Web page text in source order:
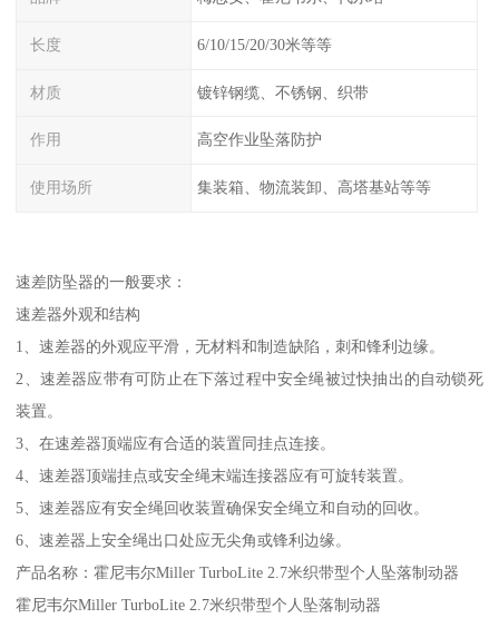
长度 6/10/15/20/30米等等
材质 镀锌钢缆、不锈钢、织带
作用 高空作业坠落防护
使用场所 集装箱、物流装卸、高塔基站等等
速差防坠器的一般要求：
速差器外观和结构
1、速差器的外观应平滑，无材料和制造缺陷，刺和锋利边缘。
2、速差器应带有可防止在下落过程中安全绳被过快抽出的自动锁死
装置。
3、在速差器顶端应有合适的装置同挂点连接。
4、速差器顶端挂点或安全绳末端连接器应有可旋转装置。
5、速差器应有安全绳回收装置确保安全绳立和自动的回收。
6、速差器上安全绳出口处应无尖角或锋利边缘。
产品名称：霍尼韦尔Miller TurboLite 2.7米织带型个人坠落制动器
霍尼韦尔Miller TurboLite 2.7米织带型个人坠落制动器